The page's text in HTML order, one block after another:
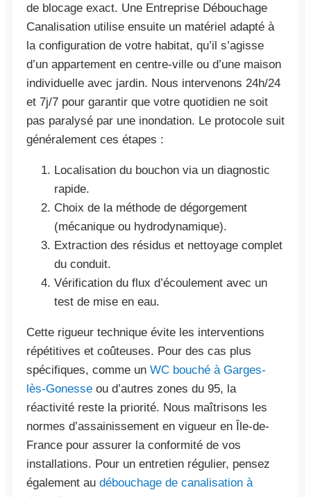
de blocage exact. Une Entreprise Débouchage
Canalisation utilise ensuite un matériel adapté à
la configuration de votre habitat, qu’il s’agisse
d’un appartement en centre-ville ou d’une maison
individuelle avec jardin. Nous intervenons 24h/24
et 7j/7 pour garantir que votre quotidien ne soit
pas paralysé par une inondation. Le protocole suit
généralement ces étapes :
Localisation du bouchon via un diagnostic
rapide.
Choix de la méthode de dégorgement
(mécanique ou hydrodynamique).
Extraction des résidus et nettoyage complet
du conduit.
Vérification du flux d’écoulement avec un
test de mise en eau.
Cette rigueur technique évite les interventions
répétitives et coûteuses. Pour des cas plus
spécifiques, comme un WC bouché à Garges-
lès-Gonesse ou d’autres zones du 95, la
réactivité reste la priorité. Nous maîtrisons les
normes d’assainissement en vigueur en Île-de-
France pour assurer la conformité de vos
installations. Pour un entretien régulier, pensez
également au débouchage de canalisation à